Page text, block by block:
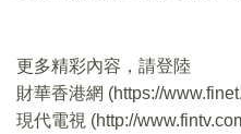
更多精彩內容，請登陸
財華香港網 (https://
現代電視 (http://